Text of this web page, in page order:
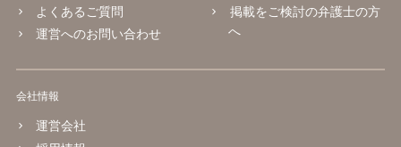
よくあるご質問
運営へのお問い合わせ
掲載をご検討の弁護士の方
へ
会社情報
運営会社